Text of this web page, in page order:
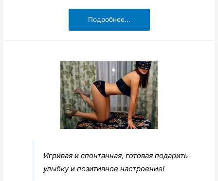
Игривая и спонтанная, готовая подарить
улыбку и позитивное настроение!